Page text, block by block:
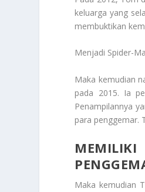
keluarga yang
membuktikan
Menjadi Spider-
Maka kemudian
pada 2015. Ia
Penampilannya
para penggemar.
Maka kemudian